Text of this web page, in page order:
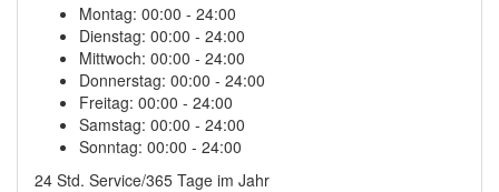
Montag: 00:00 - 24:00
Dienstag: 00:00 - 24:00
Mittwoch: 00:00 - 24:00
Donnerstag: 00:00 - 24:00
Freitag: 00:00 - 24:00
Samstag: 00:00 - 24:00
Sonntag: 00:00 - 24:00
24 Std. Service/365 Tage im Jahr